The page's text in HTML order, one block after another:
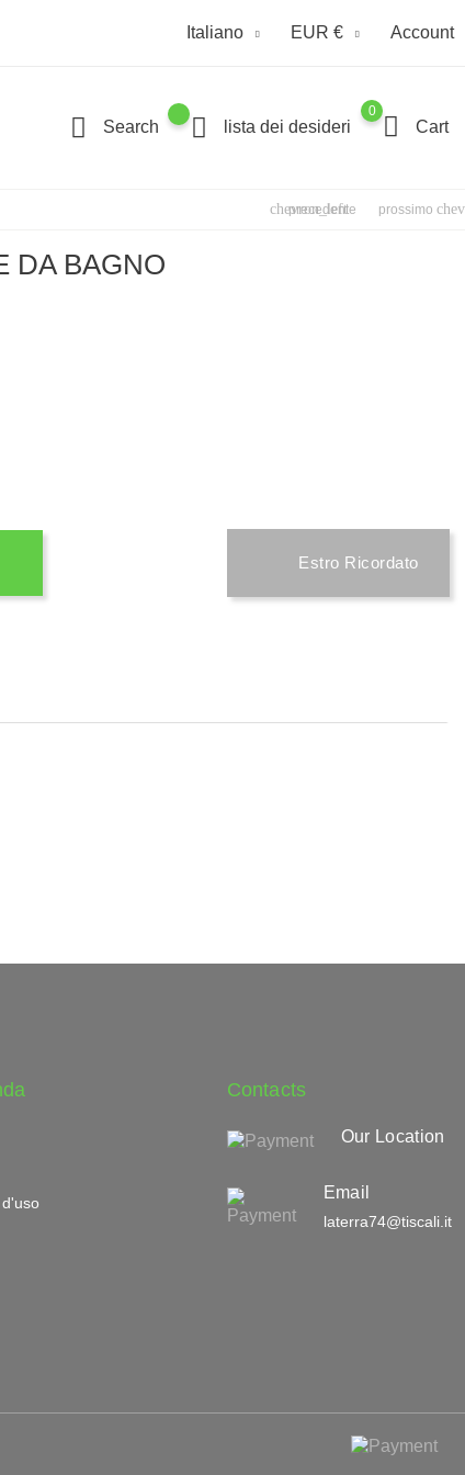
Italiano EUR € Account
Search lista dei desideri
0
Cart
chevron_left
precedente prossimo
DA BAGNO
Estro Ricordato
Contacts
Our Location
Email
laterra74@tiscali.it